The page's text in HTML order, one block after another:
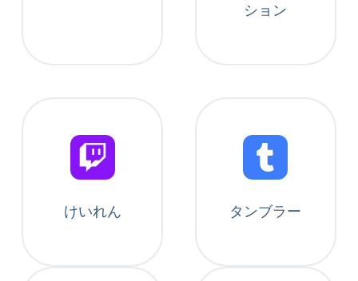
ション
けいれん タンブラー